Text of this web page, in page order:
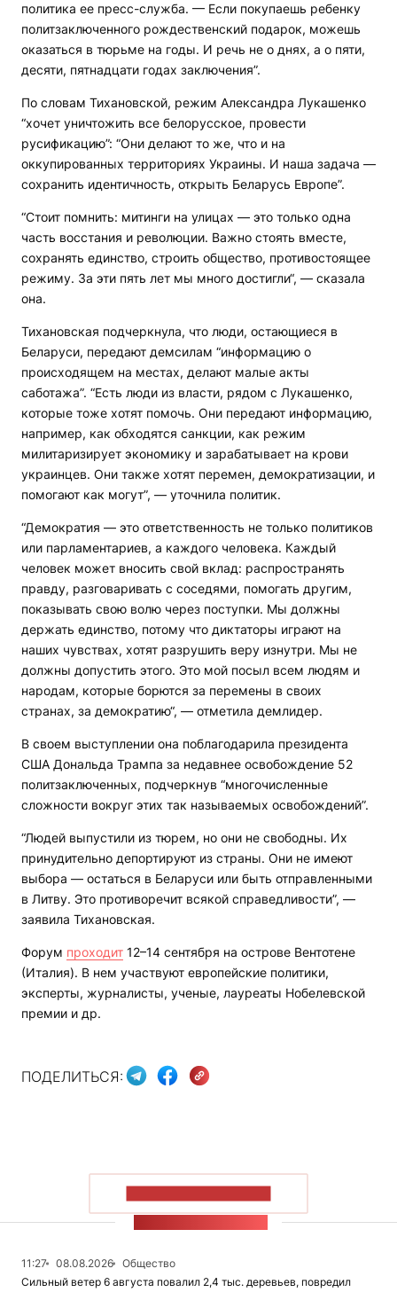
политика ее пресс-служба. — Если покупаешь ребенку
политзаключенного рождественский подарок, можешь
оказаться в тюрьме на годы. И речь не о днях, а о пяти,
десяти, пятнадцати годах заключения”.
По словам Тихановской, режим Александра Лукашенко
“хочет уничтожить все белорусское, провести
русификацию”: “Они делают то же, что и на
оккупированных территориях Украины. И наша задача —
сохранить идентичность, открыть Беларусь Европе”.
“Стоит помнить: митинги на улицах — это только одна
часть восстания и революции. Важно стоять вместе,
сохранять единство, строить общество, противостоящее
режиму. За эти пять лет мы много достигли“, — сказала
она.
Тихановская подчеркнула, что люди, остающиеся в
Беларуси, передают демсилам “информацию о
происходящем на местах, делают малые акты
саботажа”. “Есть люди из власти, рядом с Лукашенко,
которые тоже хотят помочь. Они передают информацию,
например, как обходятся санкции, как режим
милитаризирует экономику и зарабатывает на крови
украинцев. Они также хотят перемен, демократизации, и
помогают как могут”, — уточнила политик.
“Демократия — это ответственность не только политиков
или парламентариев, а каждого человека. Каждый
человек может вносить свой вклад: распространять
правду, разговаривать с соседями, помогать другим,
показывать свою волю через поступки. Мы должны
держать единство, потому что диктаторы играют на
наших чувствах, хотят разрушить веру изнутри. Мы не
должны допустить этого. Это мой посыл всем людям и
народам, которые борются за перемены в своих
странах, за демократию“, — отметила демлидер.
В своем выступлении она поблагодарила президента
США Дональда Трампа за недавнее освобождение 52
политзаключенных, подчеркнув “многочисленные
сложности вокруг этих так называемых освобождений”.
“Людей выпустили из тюрем, но они не свободны. Их
принудительно депортируют из страны. Они не имеют
выбора — остаться в Беларуси или быть отправленными
в Литву. Это противоречит всякой справедливости”, —
заявила Тихановская.
Форум проходит 12–14 сентября на острове Вентотене
(Италия). В нем участвуют европейские политики,
эксперты, журналисты, ученые, лауреаты Нобелевской
премии и др.
ПОДЕЛИТЬСЯ:
11:27 08.08.2026
Общество
Сильный ветер 6 августа повалил 2,4 тыс. деревьев, повредил